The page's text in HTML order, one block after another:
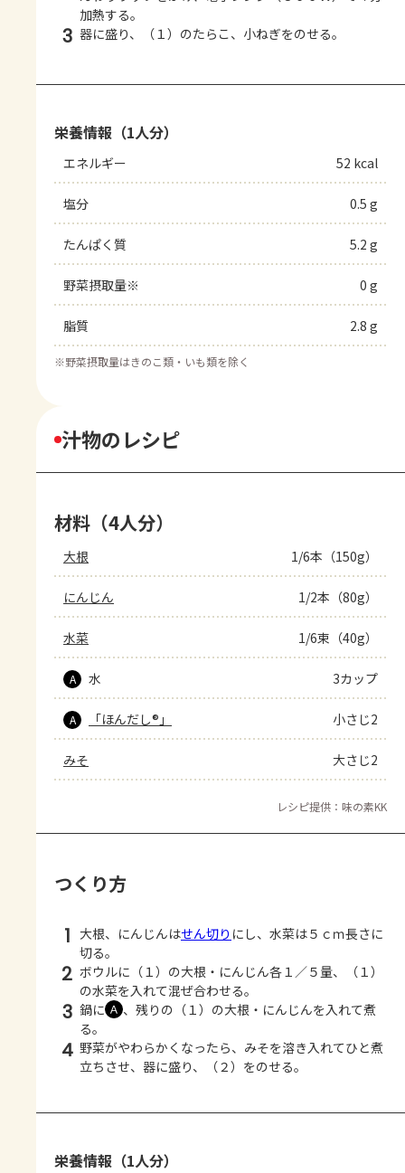
加熱する。
3 器に盛り、（１）のたらこ、小ねぎをのせる。
栄養情報（1人分）
エネルギー 52 kcal
塩分 0.5 g
たんぱく質 5.2 g
野菜摂取量※ 0 g
脂質 2.8 g
※野菜摂取量はきのこ類・いも類を除く
汁物のレシピ
材料（4人分）
大根 1/6本（150g）
にんじん 1/2本（80g）
水菜 1/6束（40g）
A 水 3カップ
A 「ほんだし®」 小さじ2
みそ 大さじ2
レシピ提供：味の素KK
つくり方
1 大根、にんじんはせん切り にし、水菜は５ｃｍ長さに
切る。
2 ボウルに（１）の大根・にんじん各１／５量、（１）
の水菜を入れて混ぜ合わせる。
3 鍋に Ａ 、残りの（１）の大根・にんじんを入れて煮
る。
4 野菜がやわらかくなったら、みそを溶き入れてひと煮
立ちさせ、器に盛り、（２）をのせる。
栄養情報（1人分）